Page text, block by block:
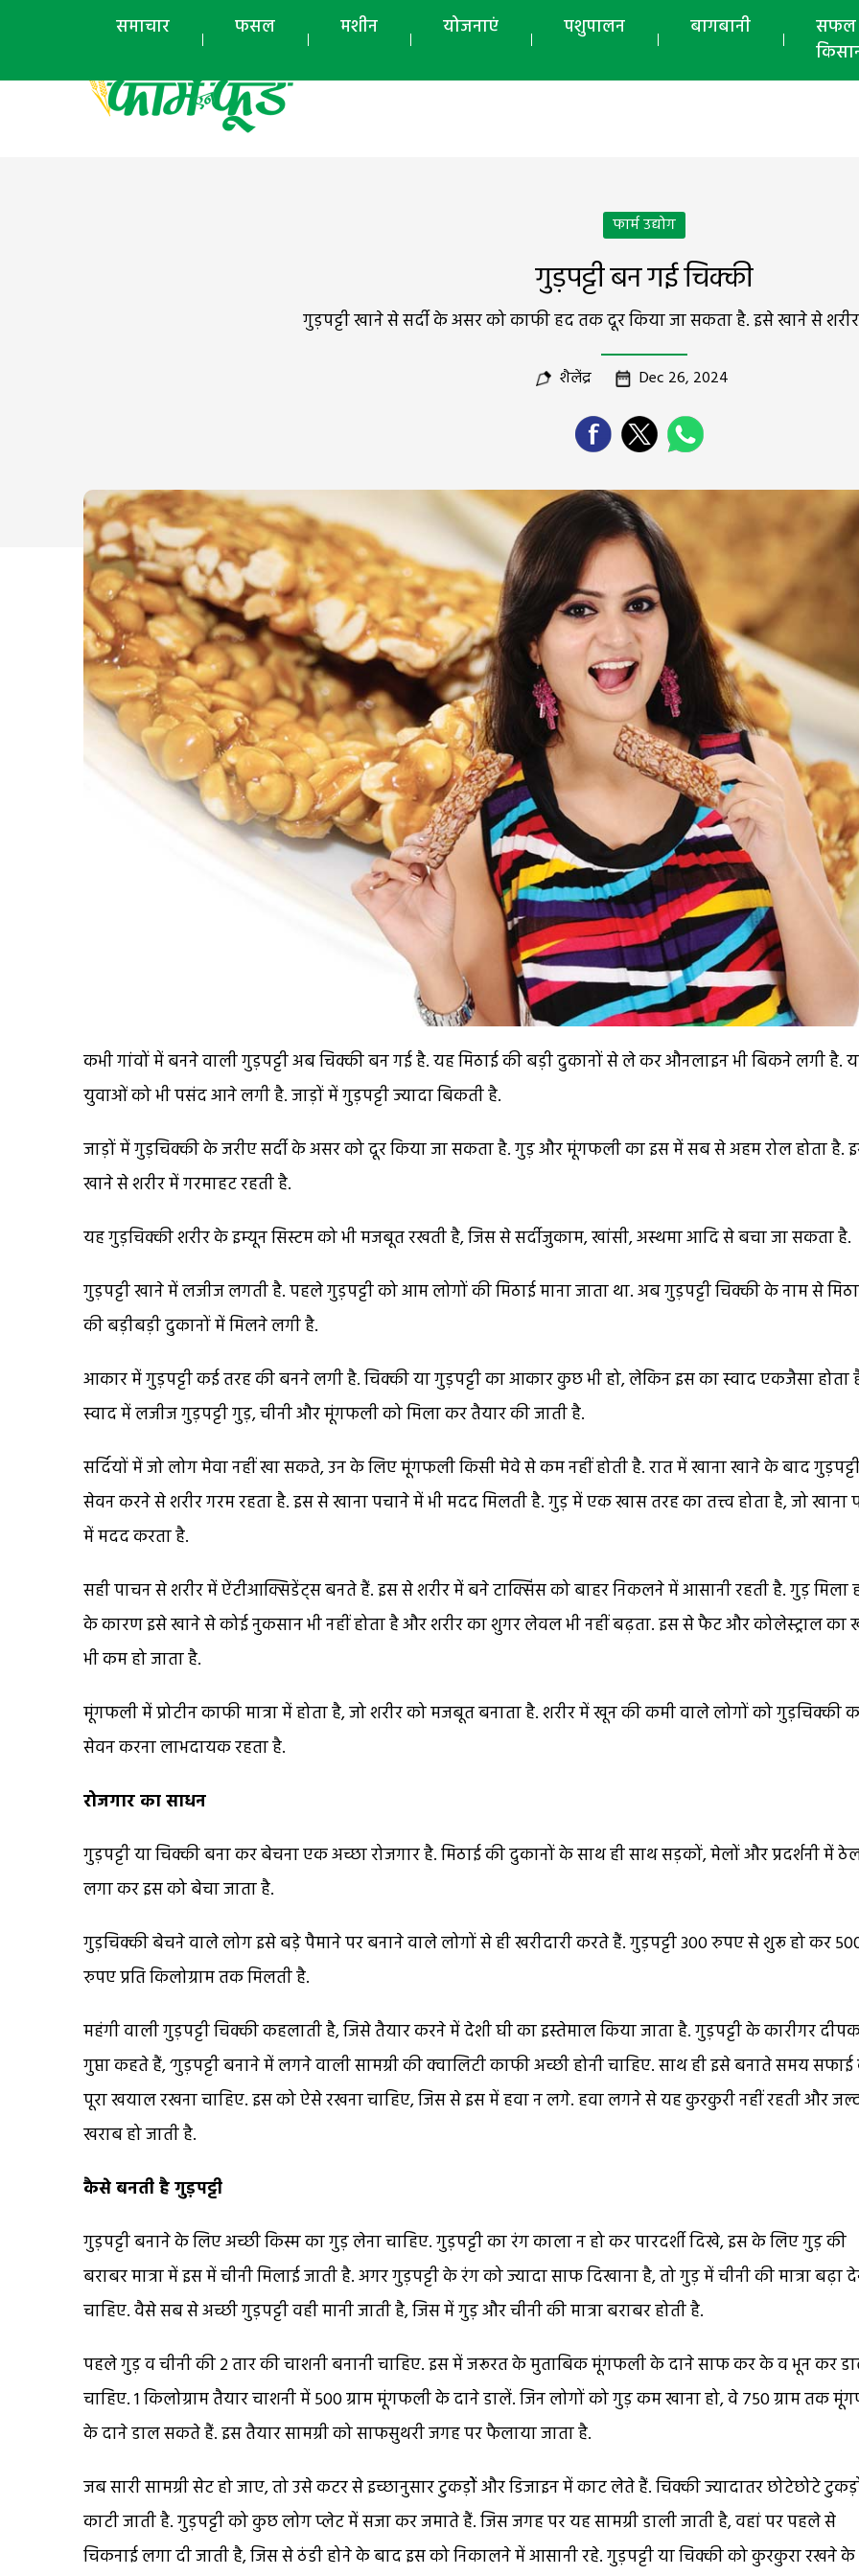
समाचार फसल मशीन योजनाएं पशुपालन बागबानी
सफल
फार्म उद्योग
गुड़पट्टी बन गई चिक्की
गुड़पट्टी खाने से सर्दी के असर को काफी हद तक दूर किया जा सकता है. इसे खाने से
शैलेंद्र Dec 26, 2024
कभी गांवों में बनने वाली गुड़पट्टी अब चिक्की बन गई है. यह मिठाई की बड़ी दुकानों से ले कर औनलाइन भी बिकने लगी है.
युवाओं को भी पसंद आने लगी है. जाड़ों में गुड़पट्टी ज्यादा बिकती है.
जाड़ों में गुड़चिक्की के जरीए सर्दी के असर को दूर किया जा सकता है. गुड़ और मूंगफली का इस में सब से अहम रोल होता है.
खाने से शरीर में गरमाहट रहती है.
यह गुड़चिक्की शरीर के इम्यून सिस्टम को भी मजबूत रखती है, जिस से सर्दीजुकाम, खांसी, अस्थमा आदि से बचा जा सकता है.
गुड़पट्टी खाने में लजीज लगती है. पहले गुड़पट्टी को आम लोगों की मिठाई माना जाता था. अब गुड़पट्टी चिक्की के नाम से
की बड़ीबड़ी दुकानों में मिलने लगी है.
आकार में गुड़पट्टी कई तरह की बनने लगी है. चिक्की या गुड़पट्टी का आकार कुछ भी हो, लेकिन इस का स्वाद एकजैसा होता
स्वाद में लजीज गुड़पट्टी गुड़, चीनी और मूंगफली को मिला कर तैयार की जाती है.
सर्दियों में जो लोग मेवा नहीं खा सकते, उन के लिए मूंगफली किसी मेवे से कम नहीं होती है. रात में खाना खाने के बाद
सेवन करने से शरीर गरम रहता है. इस से खाना पचाने में भी मदद मिलती है. गुड़ में एक खास तरह का तत्त्व होता है, जो खाना
में मदद करता है.
सही पाचन से शरीर में ऐंटीआक्सिडेंट्स बनते हैं. इस से शरीर में बने टाक्सिंस को बाहर निकलने में आसानी रहती है. गुड़ मिला
के कारण इसे खाने से कोई नुकसान भी नहीं होता है और शरीर का शुगर लेवल भी नहीं बढ़ता. इस से फैट और कोलेस्ट्राल का
भी कम हो जाता है.
मूंगफली में प्रोटीन काफी मात्रा में होता है, जो शरीर को मजबूत बनाता है. शरीर में खून की कमी वाले लोगों को गुड़चिक्की
सेवन करना लाभदायक रहता है.
रोजगार का साधन
गुड़पट्टी या चिक्की बना कर बेचना एक अच्छा रोजगार है. मिठाई की दुकानों के साथ ही साथ सड़कों, मेलों और प्रदर्शनी में
लगा कर इस को बेचा जाता है.
गुड़चिक्की बेचने वाले लोग इसे बड़े पैमाने पर बनाने वाले लोगों से ही खरीदारी करते हैं. गुड़पट्टी 300 रुपए से शुरू हो कर
रुपए प्रति किलोग्राम तक मिलती है.
महंगी वाली गुड़पट्टी चिक्की कहलाती है, जिसे तैयार करने में देशी घी का इस्तेमाल किया जाता है. गुड़पट्टी के कारीगर
गुप्ता कहते हैं, ‘गुड़पट्टी बनाने में लगने वाली सामग्री की क्वालिटी काफी अच्छी होनी चाहिए. साथ ही इसे बनाते समय
पूरा खयाल रखना चाहिए. इस को ऐसे रखना चाहिए, जिस से इस में हवा न लगे. हवा लगने से यह कुरकुरी नहीं रहती और
खराब हो जाती है.
कैसे बनती है गुड़पट्टी
गुड़पट्टी बनाने के लिए अच्छी किस्म का गुड़ लेना चाहिए. गुड़पट्टी का रंग काला न हो कर पारदर्शी दिखे, इस के लिए गुड़ की
बराबर मात्रा में इस में चीनी मिलाई जाती है. अगर गुड़पट्टी के रंग को ज्यादा साफ दिखाना है, तो गुड़ में चीनी की मात्रा बढ़ा
चाहिए. वैसे सब से अच्छी गुड़पट्टी वही मानी जाती है, जिस में गुड़ और चीनी की मात्रा बराबर होती है.
पहले गुड़ व चीनी की 2 तार की चाशनी बनानी चाहिए. इस में जरूरत के मुताबिक मूंगफली के दाने साफ कर के व भून कर
चाहिए. 1 किलोग्राम तैयार चाशनी में 500 ग्राम मूंगफली के दाने डालें. जिन लोगों को गुड़ कम खाना हो, वे 750 ग्राम तक
के दाने डाल सकते हैं. इस तैयार सामग्री को साफसुथरी जगह पर फैलाया जाता है.
जब सारी सामग्री सेट हो जाए, तो उसे कटर से इच्छानुसार टुकड़ोें और डिजाइन में काट लेते हैं. चिक्की ज्यादातर छोटेछोटे
काटी जाती है. गुड़पट्टी को कुछ लोग प्लेट में सजा कर जमाते हैं. जिस जगह पर यह सामग्री डाली जाती है, वहां पर पहले से
चिकनाई लगा दी जाती है, जिस से ठंडी होने के बाद इस को निकालने में आसानी रहे. गुड़पट्टी या चिक्की को कुरकुरा रखने